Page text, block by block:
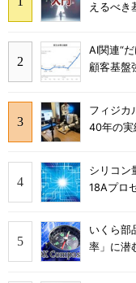
えるべき
AI関連“
顧客基盤
フィジカ
40年の実
シリコン
18Aプロ
いくら部
率」に潜